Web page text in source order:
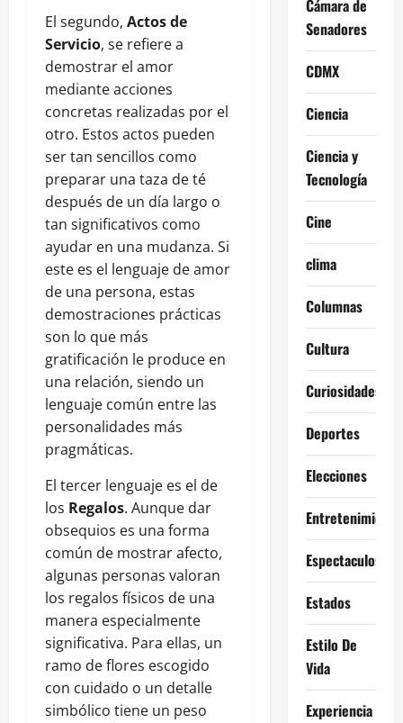
El segundo, Actos de
Servicio, se refiere a
demostrar el amor
mediante acciones
concretas realizadas por el
otro. Estos actos pueden
ser tan sencillos como
preparar una taza de té
después de un día largo o
tan significativos como
ayudar en una mudanza. Si
este es el lenguaje de amor
de una persona, estas
demostraciones prácticas
son lo que más
gratificación le produce en
una relación, siendo un
lenguaje común entre las
personalidades más
pragmáticas.
El tercer lenguaje es el de
los Regalos. Aunque dar
obsequios es una forma
común de mostrar afecto,
algunas personas valoran
los regalos físicos de una
manera especialmente
significativa. Para ellas, un
ramo de flores escogido
con cuidado o un detalle
simbólico tiene un peso
Cámara de
Senadores
CDMX
Ciencia
Ciencia y
Tecnología
Cine
clima
Columnas
Cultura
Curiosidades
Deportes
Elecciones
Entretenimiento
Espectaculos
Estados
Estilo De
Vida
Experiencia